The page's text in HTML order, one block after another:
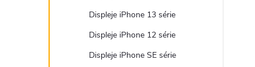
Displeje iPhone 13 série
Displeje iPhone 12 série
Displeje iPhone SE série